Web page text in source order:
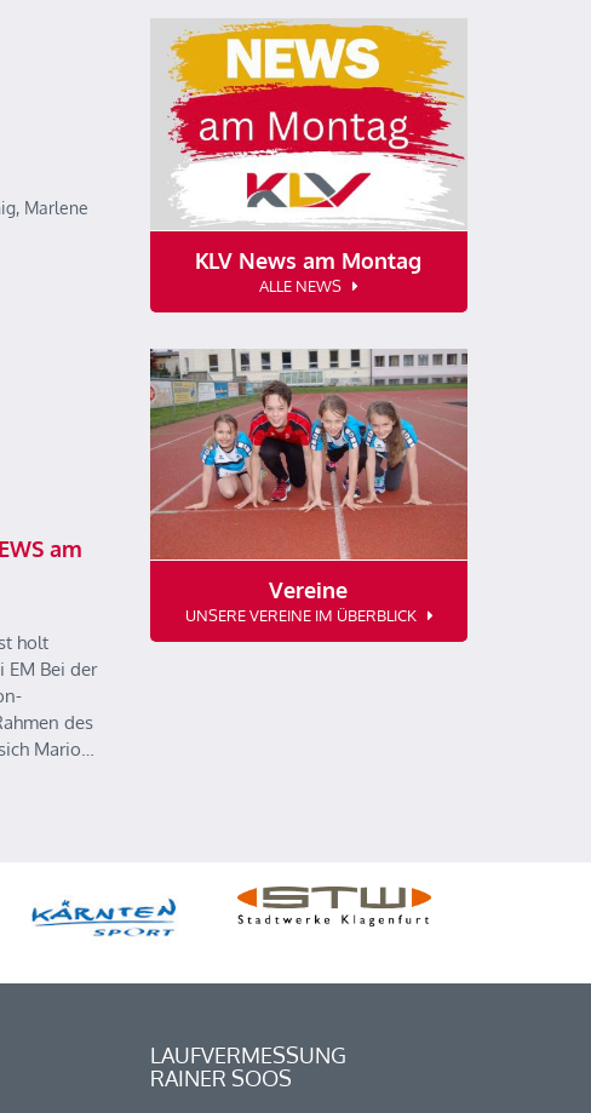
Marlene
am
holt
EM Bei der
des
Mario…
KLV News am Montag
ALLE NEWS
Vereine
UNSERE VEREINE IM ÜBERBLICK
LAUFVERMESSUNG
RAINER SOOS